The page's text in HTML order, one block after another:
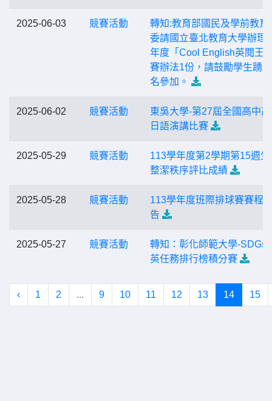
2025-06-03 競賽活動
轉知:教育部國民及學前教育
委請國立臺北教育大學辦理
年度「Cool English英閱王
賽辦法1份，請鼓勵學生踴
名參加。
2025-06-02 競賽活動
東吳大學-第27屆全國高中
日語演講比賽
2025-05-29 競賽活動
113學年度第2學期第15週生
整潔秩序評比成績
2025-05-28 競賽活動
113學年度班際排球賽賽程
告
2025-05-27 競賽活動
轉知：彰化師範大學-SDGs
英任務排行榜積分賽
‹ 1 2 ... 9 10 11 12 13 14 15